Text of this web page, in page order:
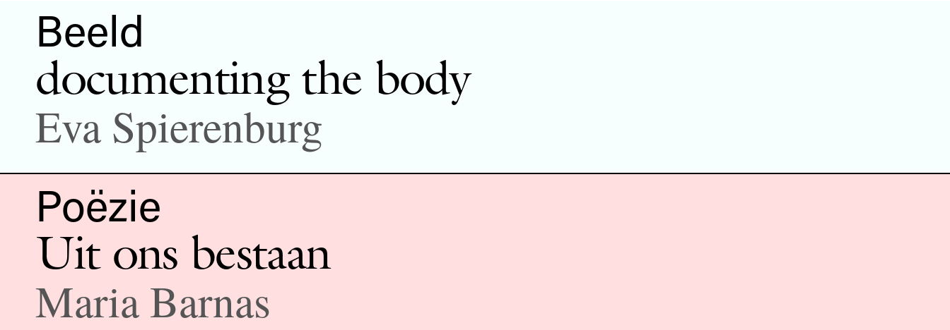
Beeld
documenting the body
Eva Spierenburg
Poëzie
Uit ons bestaan
Maria Barnas